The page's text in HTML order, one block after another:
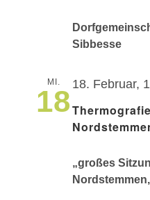
Sibbesse
MI.
18 18. Februar,
„großes